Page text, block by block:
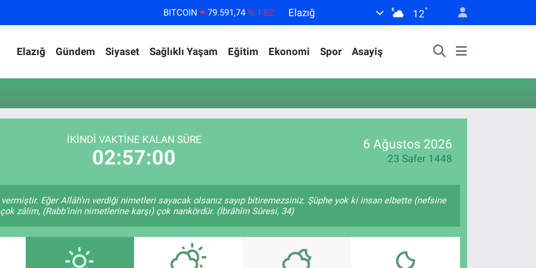
BITCOIN 79.591,74 %-1.82
EURO
53,38690 %0.19
STERLİN
61,60380 %0.18
BİST100 14.598,00 %0
Elazığ 12°
Elazığ Gündem Siyaset Sağlıklı Yaşam Eğitim Ekonomi Spor Asayiş
İKINDI VAKTİNE KALAN SÜRE
02:57:00
6 Ağustos 2026
23 Safer 1448
Eğer Allâh’ın verdiği nimetleri sayacak olsanız sayıp bitiremezsiniz. Şüphe yok ki insan elbette (nefsine
zâlim, (Rabb’inin nimetlerine karşı) çok nankördür. (İbrâhîm Sûresi, 34)